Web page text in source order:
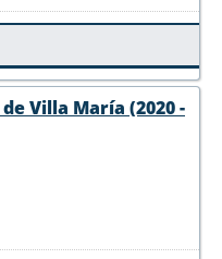
Villa María (2020 -